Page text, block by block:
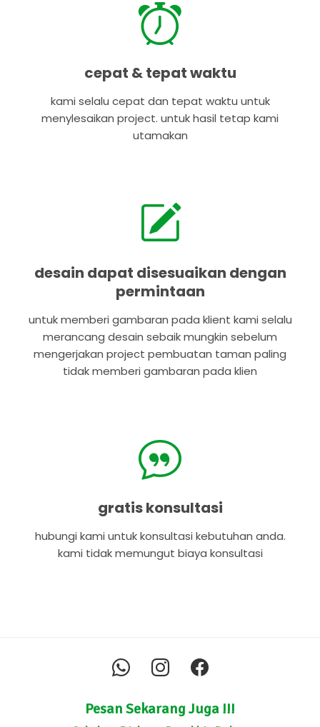
cepat & tepat waktu
kami selalu cepat dan tepat waktu untuk
menylesaikan project. untuk hasil tetap kami
utamakan
desain dapat disesuaikan dengan
permintaan
untuk memberi gambaran pada klient kami selalu
merancang desain sebaik mungkin sebelum
mengerjakan project pembuatan taman paling
tidak memberi gambaran pada klien
gratis konsultasi
hubungi kami untuk konsultasi kebutuhan anda.
kami tidak memungut biaya konsultasi
Pesan Sekarang Juga !!!